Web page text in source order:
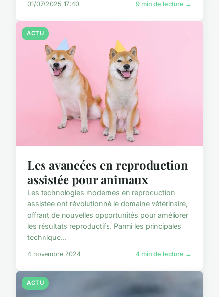
01/07/2025 17:40 9 min de lecture →
ACTU
Les avancées en reproduction
assistée pour animaux
Les technologies modernes en reproduction
assistée ont révolutionné le domaine vétérinaire,
offrant de nouvelles opportunités pour améliorer
les résultats reproductifs. Parmi les principales
technique...
4 novembre 2024 4 min de lecture →
ACTU